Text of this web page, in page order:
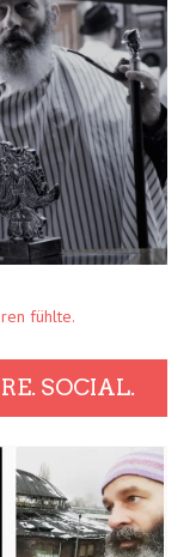
fühlte.
SOCIAL.